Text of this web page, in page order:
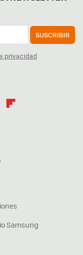
SUSCRIBIR
privacidad
Samsung